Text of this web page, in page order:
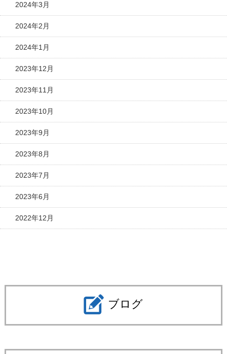
2024年3月
2024年2月
2024年1月
2023年12月
2023年11月
2023年10月
2023年9月
2023年8月
2023年7月
2023年6月
2022年12月
ブログ